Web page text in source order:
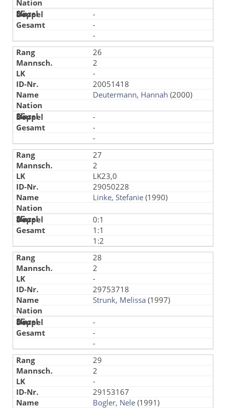
-
-
-
26
2
-
20051418
Deutermann, Hannah (2000)
-
-
-
27
2
LK23,0
29050228
Linke, Stefanie (1990)
0:1
1:1
1:2
28
2
-
29753718
Strunk, Melissa (1997)
-
-
-
29
2
-
29153167
Bogler, Nele (1991)